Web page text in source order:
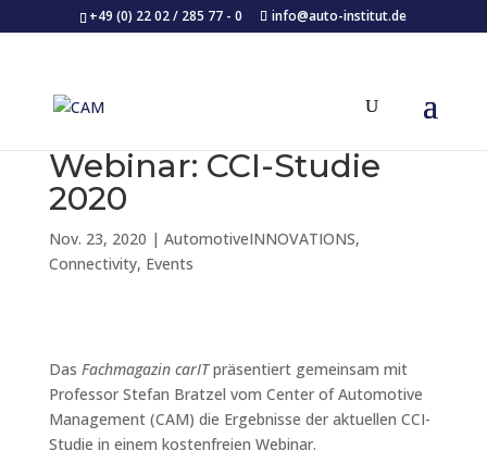
+49 (0) 22 02 / 285 77 - 0 info@auto-institut.de
Webinar: CCI-Studie
2020
Nov. 23, 2020 | AutomotiveINNOVATIONS,
Connectivity, Events
Das Fachmagazin carITpräsentiert gemeinsam mit
Professor Stefan Bratzel vom Center of Automotive
Management (CAM) die Ergebnisse der aktuellen CCI-
Studie in einem kostenfreien Webinar.